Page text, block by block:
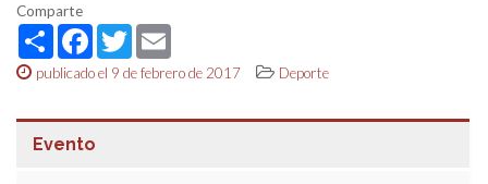
Comparte
ShareFacebook
Twitter
publicado el 9 de febrero de 2017 Deporte
Evento